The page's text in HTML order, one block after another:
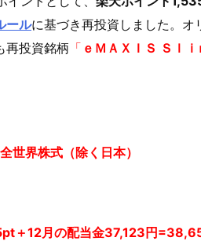
ールに基づき再投資しました。オ
再投資銘柄 「 ｅＭＡＸＩＳ Ｓｌ
世界株式（除く日本）
＋12月の配当金37,123円=